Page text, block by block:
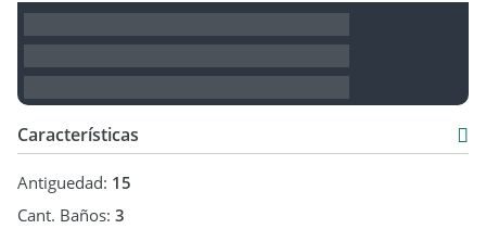
Características
Antiguedad: 15
Cant. Baños: 3